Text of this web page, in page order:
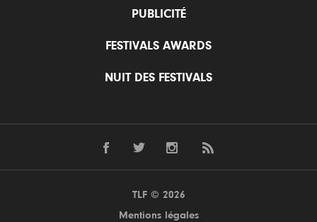
PUBLICITÉ
FESTIVALS AWARDS
NUIT DES FESTIVALS
TLF © 2026
Mentions légales